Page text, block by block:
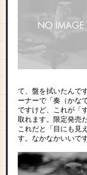
て、盤を拭いたんで
ーナーで「奏（かな
ですけど、これが「
取れます。限定発売
これだと「目にも見
す。なかなかいいで